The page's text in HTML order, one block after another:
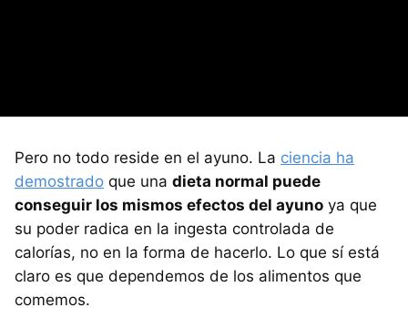
Pero no todo reside en el ayuno. La ciencia ha
demostrado que una dieta normal puede
conseguir los mismos efectos del ayuno ya que
su poder radica en la ingesta controlada de
calorías, no en la forma de hacerlo. Lo que sí está
claro es que dependemos de los alimentos que
comemos.